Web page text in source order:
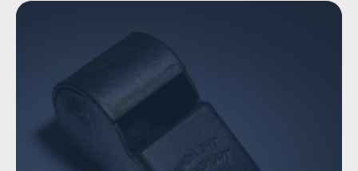
https://www.alandsidrott.ax/alands-idrott-arbetar/trygg-